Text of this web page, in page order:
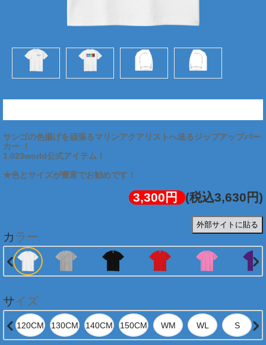
サンゴの色揚げを頑張るマリンアクアリストへ送るジップアップパー
カー ！
1.023world公式アイテム！
★色とサイズが豊富でお勧めです！
3,300円 (税込3,630円)
外部サイトに貼る
カラー
サイズ